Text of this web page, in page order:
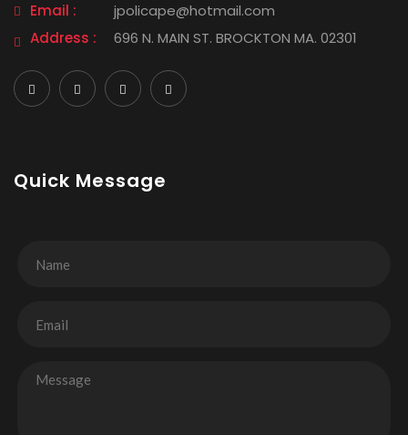
Email :
jpolicape@hotmail.com
Address :
696 N. MAIN ST. BROCKTON MA. 02301
Quick Message